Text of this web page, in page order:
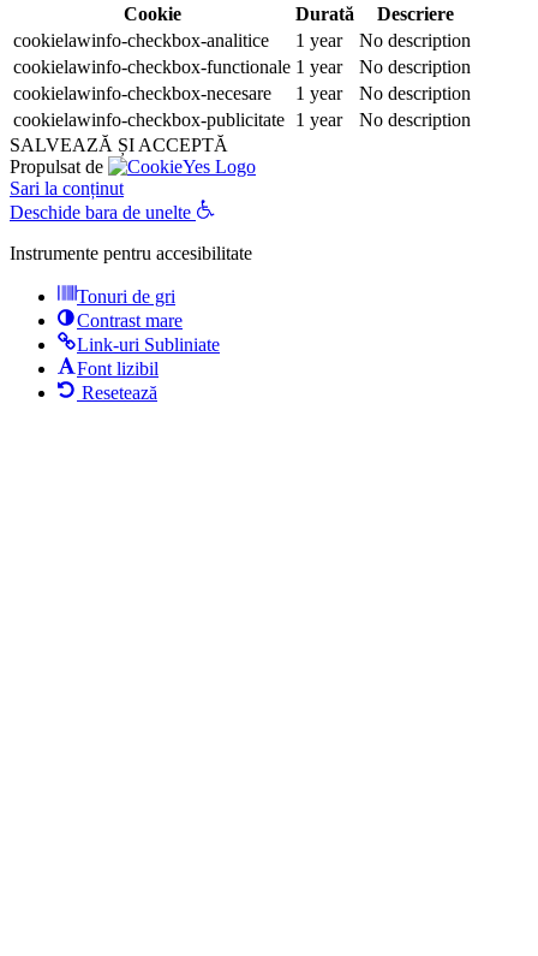
Cookie
Durată
Descriere
cookielawinfo-checkbox-analitice
1 year
No description
cookielawinfo-checkbox-functionale 1 year
No description
cookielawinfo-checkbox-necesare
1 year
No description
cookielawinfo-checkbox-publicitate 1 year
No description
SALVEAZĂ ȘI ACCEPTĂ
Propulsat de
Sari la conținut
Deschide bara de unelte
Instrumente pentru accesibilitate
Tonuri de gri
Contrast mare
Link-uri Subliniate
Font lizibil
Resetează